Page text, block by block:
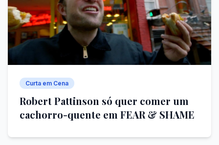
Curta em Cena
Robert Pattinson só quer comer um
cachorro-quente em FEAR & SHAME